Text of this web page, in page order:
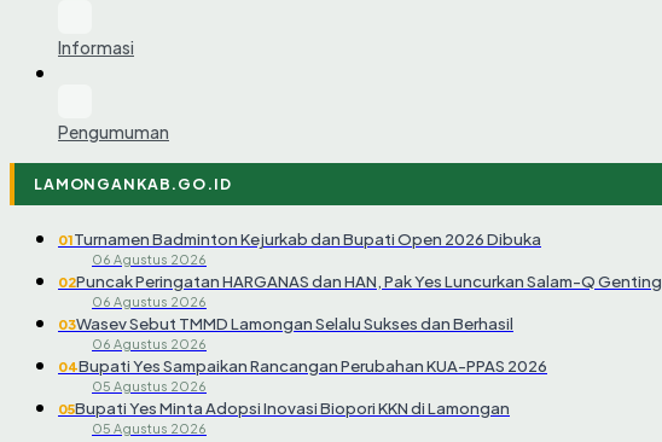
Informasi
Pengumuman
LAMONGANKAB.GO.ID
01Turnamen Badminton Kejurkab dan Bupati Open 2026 Dibuka
06 Agustus 2026
02Puncak Peringatan HARGANAS dan HAN, Pak Yes Luncurkan Salam-Q Genting
06 Agustus 2026
03Wasev Sebut TMMD Lamongan Selalu Sukses dan Berhasil
06 Agustus 2026
04Bupati Yes Sampaikan Rancangan Perubahan KUA-PPAS 2026
05 Agustus 2026
05Bupati Yes Minta Adopsi Inovasi Biopori KKN di Lamongan
05 Agustus 2026